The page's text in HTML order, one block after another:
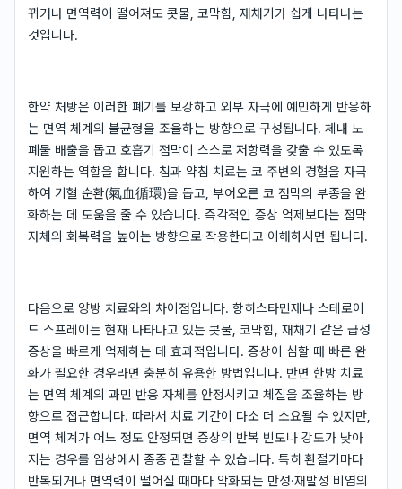
뀌거나 면역력이 떨어져도 콧물, 코막힘, 재채기가 쉽게 나타나는
것입니다.
한약 처방은 이러한 폐기를 보강하고 외부 자극에 예민하게 반응하
는 면역 체계의 불균형을 조율하는 방향으로 구성됩니다. 체내 노
폐물 배출을 돕고 호흡기 점막이 스스로 저항력을 갖출 수 있도록
지원하는 역할을 합니다. 침과 약침 치료는 코 주변의 경혈을 자극
하여 기혈 순환(氣血循環)을 돕고, 부어오른 코 점막의 부종을 완
화하는 데 도움을 줄 수 있습니다. 즉각적인 증상 억제보다는 점막
자체의 회복력을 높이는 방향으로 작용한다고 이해하시면 됩니다.
다음으로 양방 치료와의 차이점입니다. 항히스타민제나 스테로이
드 스프레이는 현재 나타나고 있는 콧물, 코막힘, 재채기 같은 급성
증상을 빠르게 억제하는 데 효과적입니다. 증상이 심할 때 빠른 완
화가 필요한 경우라면 충분히 유용한 방법입니다. 반면 한방 치료
는 면역 체계의 과민 반응 자체를 안정시키고 체질을 조율하는 방
향으로 접근합니다. 따라서 치료 기간이 다소 더 소요될 수 있지만,
면역 체계가 어느 정도 안정되면 증상의 반복 빈도나 강도가 낮아
지는 경우를 임상에서 종종 관찰할 수 있습니다. 특히 환절기마다
반복되거나 면역력이 떨어질 때마다 악화되는 만성·재발성 비염의